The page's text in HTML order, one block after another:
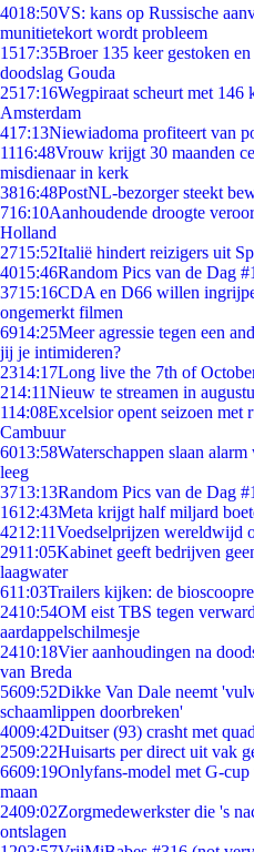
4018:50VS: kans op Russische
munitietekort wordt probleem
1517:35Broer 135 keer gestoken
doodslag Gouda
2517:16Wegpiraat scheurt met 146
Amsterdam
417:13Niewiadoma profiteert van
1116:48Vrouw krijgt 30 maanden
misdienaar in kerk
3816:48PostNL-bezorger steekt
716:10Aanhoudende droogte
Holland
2715:52Italië hindert reizigers uit
4015:46Random Pics van de Dag
3715:16CDA en D66 willen
ongemerkt filmen
6914:25Meer agressie tegen een
jij je intimideren?
2314:17Long live the 7th of
214:11Nieuw te streamen in
114:08Excelsior opent seizoen met
Cambuur
6013:58Waterschappen slaan
leeg
3713:13Random Pics van de Dag
1612:43Meta krijgt half miljard
4212:11Voedselprijzen wereldwijd
2911:05Kabinet geeft bedrijven
laagwater
611:03Trailers kijken: de
2410:54OM eist TBS tegen
aardappelschilmesje
2410:18Vier aanhoudingen na
van Breda
5609:52Dikke Van Dale neemt
schaamlippen doorbreken'
4009:42Duitser (93) crasht met
2509:22Huisarts per direct uit vak
6609:19Onlyfans-model met G-
maan
2409:02Zorgmedewerkster die 's
ontslagen